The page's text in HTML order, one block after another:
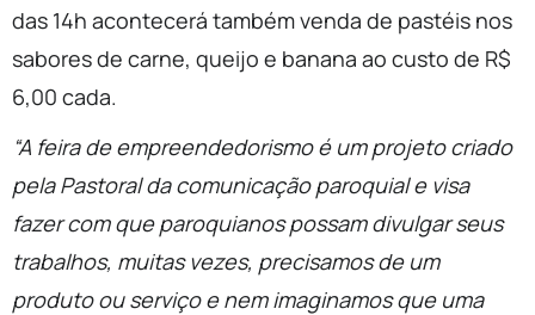
das 14h acontecerá também venda de pastéis nos
sabores de carne, queijo e banana ao custo de R$
6,00 cada.
“A feira de empreendedorismo é um projeto criado
pela Pastoral da comunicação paroquial e visa
fazer com que paroquianos possam divulgar seus
trabalhos, muitas vezes, precisamos de um
produto ou serviço e nem imaginamos que uma